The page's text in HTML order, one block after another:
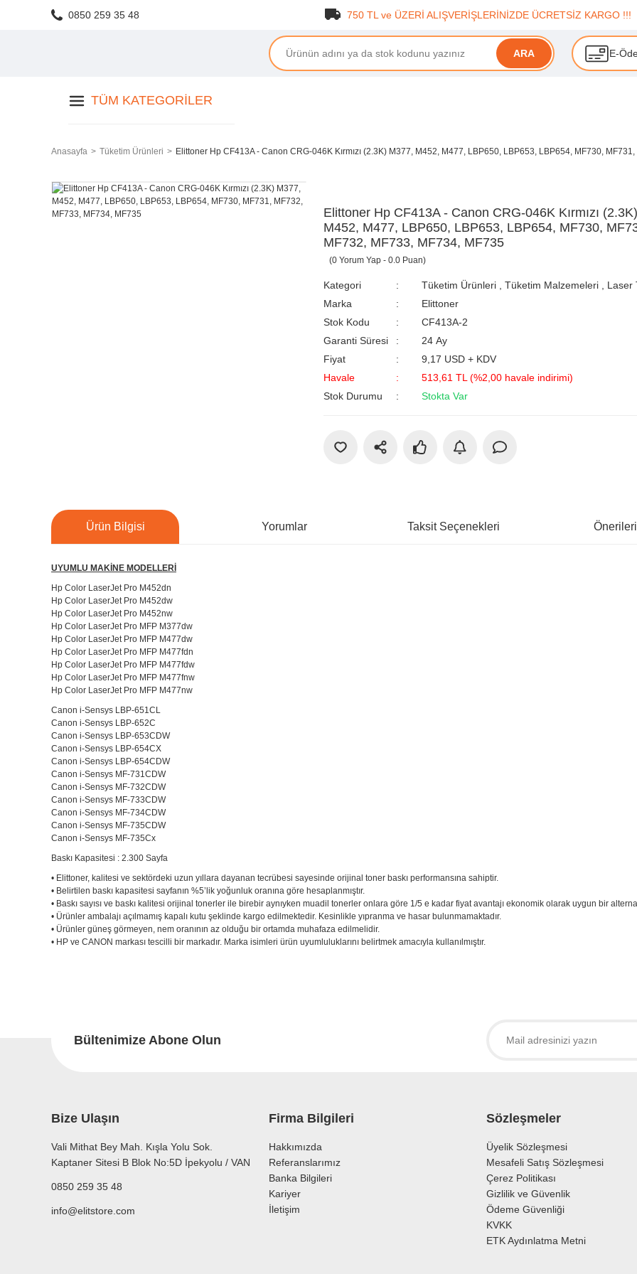
0850 259 35 48 750 TL ve ÜZERİ ALIŞVERİŞLERİNİZDE ÜCRETSİZ KARGO !!!
ARA E-
TÜM KATEGORILER
Anasayfa Tüketim Ürünleri Elittoner Hp CF413A - Canon CRG-046K Kırmızı (2.3K) M377, M452, M477, LBP650, LBP653, LBP654, MF730,
Elittoner Hp CF413A - Canon CRG-046K Kırmızı
M452, M477, LBP650, LBP653, LBP654, MF730,
MF732, MF733, MF734, MF735
(0 Yorum Yap - 0.0 Puan)
Kategori Tüketim Ürünleri Tüketim Malzemeleri
Laser
Marka
Elittoner
Stok Kodu
CF413A-2
Garanti Süresi
24 Ay
Fiyat
9,17 USD + KDV
Havale
513,61 TL (%2,00 havale indirimi)
Stok Durumu
Stokta Var
Ürün Bilgisi Yorumlar Taksit Seçenekleri
UYUMLU MAKİNE MODELLERİ
Hp Color LaserJet Pro M452dn
Hp Color LaserJet Pro M452dw
Hp Color LaserJet Pro M452nw
Hp Color LaserJet Pro MFP M377dw
Hp Color LaserJet Pro MFP M477dw
Hp Color LaserJet Pro MFP M477fdn
Hp Color LaserJet Pro MFP M477fdw
Hp Color LaserJet Pro MFP M477fnw
Hp Color LaserJet Pro MFP M477nw
Canon i-Sensys LBP-651CL
Canon i-Sensys LBP-652C
Canon i-Sensys LBP-653CDW
Canon i-Sensys LBP-654CX
Canon i-Sensys LBP-654CDW
Canon i-Sensys MF-731CDW
Canon i-Sensys MF-732CDW
Canon i-Sensys MF-733CDW
Canon i-Sensys MF-734CDW
Canon i-Sensys MF-735CDW
Canon i-Sensys MF-735Cx
Baskı Kapasitesi : 2.300 Sayfa
• Elittoner, kalitesi ve sektördeki uzun yıllara dayanan tecrübesi sayesinde orijinal toner baskı performansına sahiptir.
• Belirtilen baskı kapasitesi sayfanın %5’lik yoğunluk oranına göre hesaplanmıştır.
• Baskı sayısı ve baskı kalitesi orijinal tonerler ile birebir aynıyken muadil tonerler onlara göre 1/5 e kadar fiyat avantajı ekonomik olarak uygun bir
• Ürünler ambalajı açılmamış kapalı kutu şeklinde kargo edilmektedir. Kesinlikle yıpranma ve hasar bulunmamaktadır.
• Ürünler güneş görmeyen, nem oranının az olduğu bir ortamda muhafaza edilmelidir.
• HP ve CANON markası tescilli bir markadır. Marka isimleri ürün uyumluluklarını belirtmek amacıyla kullanılmıştır.
Bültenimize Abone Olun
Bize Ulaşın
Vali Mithat Bey Mah. Kışla Yolu Sok.
Kaptaner Sitesi B Blok No:5D İpekyolu / VAN
0850 259 35 48
info@elitstore.com
Firma Bilgileri
Hakkımızda
Referanslarımız
Banka Bilgileri
Kariyer
İletişim
Sözleşmeler
Üyelik Sözleşmesi
Mesafeli Satış Sözleşmesi
Çerez Politikası
Gizlilik ve Güvenlik
Ödeme Güvenliği
KVKK
ETK Aydınlatma Metni